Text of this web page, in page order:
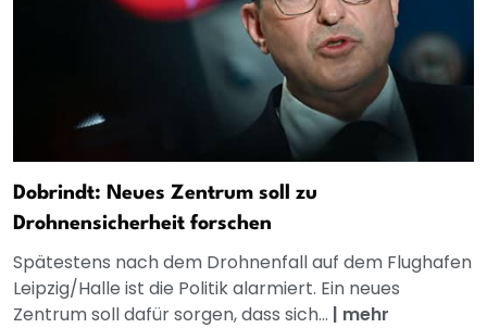
Dobrindt: Neues Zentrum soll zu
Drohnensicherheit forschen
Spätestens nach dem Drohnenfall auf dem Flughafen
Leipzig/Halle ist die Politik alarmiert. Ein neues
Zentrum soll dafür sorgen, dass sich... | mehr